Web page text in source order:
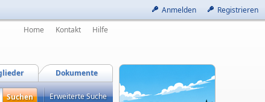
Anmelden Registrieren
Home Kontakt Hilfe
Dokumente
Erweiterte Suche